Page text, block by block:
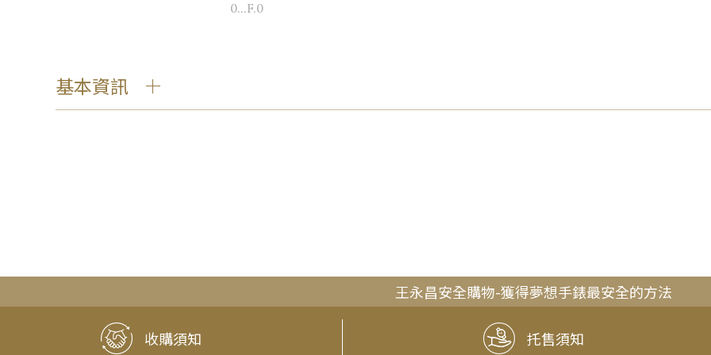
0...F.0
基本資訊
王永昌安全購物-獲得夢想手錶最安全的方法
收購須知 托售須知